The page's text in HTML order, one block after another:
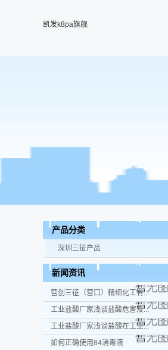
凯发k8pa旗舰
产品分类
深圳三征产品
新闻资讯
营创三征（营口）精细化工有...
工业盐酸厂家浅谈盐酸危害及...
工业盐酸厂家浅谈盐酸在工业...
如何正确使用84消毒液